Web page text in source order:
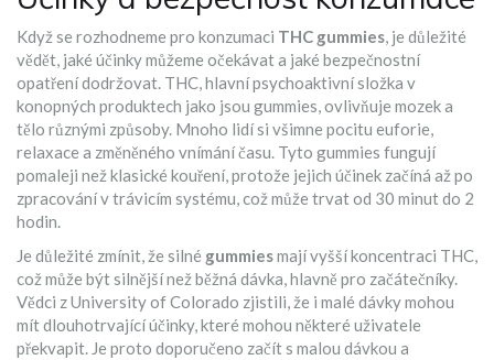
Když se rozhodneme pro konzumaci THC gummies, je důležité
vědět, jaké účinky můžeme očekávat a jaké bezpečnostní
opatření dodržovat. THC, hlavní psychoaktivní složka v
konopných produktech jako jsou gummies, ovlivňuje mozek a
tělo různými způsoby. Mnoho lidí si všimne pocitu euforie,
relaxace a změněného vnímání času. Tyto gummies fungují
pomaleji než klasické kouření, protože jejich účinek začíná až po
zpracování v trávicím systému, což může trvat od 30 minut do 2
hodin.
Je důležité zmínit, že silné gummiesmají vyšší koncentraci THC,
což může být silnější než běžná dávka, hlavně pro začátečníky.
Vědci z University of Colorado zjistili, že i malé dávky mohou
mít dlouhotrvající účinky, které mohou některé uživatele
překvapit. Je proto doporučeno začít s malou dávkou a